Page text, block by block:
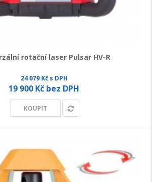
rotační laser Pulsar HV-R
24 079 Kč s DPH
19 900 Kč bez DPH
KOUPIT